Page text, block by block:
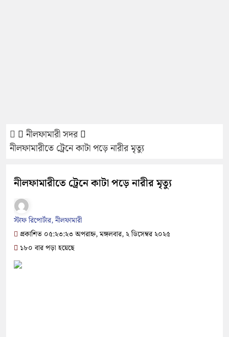
নীলফামারী সদর
নীলফামারীতে ট্রেনে কাটা পড়ে নারীর মৃত্যু
নীলফামারীতে ট্রেনে কাটা পড়ে নারীর মৃত্যু
স্টাফ রিপোর্টার, নীলফামারী
প্রকাশিত ০৫:২৩:২৩ অপরাহ্ন, মঙ্গলবার, ২ ডিসেম্বর ২০২৫
১৮০ বার পড়া হয়েছে